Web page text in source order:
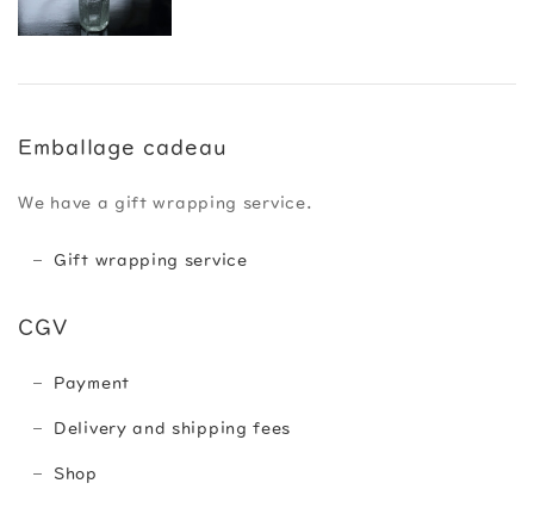
Emballage cadeau
We have a gift wrapping service.
Gift wrapping service
CGV
Payment
Delivery and shipping fees
Shop